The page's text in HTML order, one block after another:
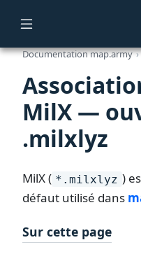
Sur cette page
Documentation map.army
MilX —
.milxlyz
MilX ( *.milxlyz )
défaut utilisé dans